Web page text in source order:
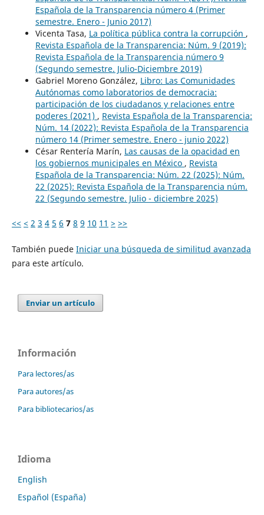
Española de la Transparencia número 4 (Primer
semestre. Enero - Junio 2017)
Vicenta Tasa, La política pública contra la corrupción ,
Revista Española de la Transparencia: Núm. 9 (2019):
Revista Española de la Transparencia número 9
(Segundo semestre. Julio-Diciembre 2019)
Gabriel Moreno González, Libro: Las Comunidades
Autónomas como laboratorios de democracia:
participación de los ciudadanos y relaciones entre
poderes (2021) , Revista Española de la Transparencia:
Núm. 14 (2022): Revista Española de la Transparencia
número 14 (Primer semestre. Enero - junio 2022)
César Rentería Marín, Las causas de la opacidad en
los gobiernos municipales en México , Revista
Española de la Transparencia: Núm. 22 (2025): Núm.
22 (2025): Revista Española de la Transparencia núm.
22 (Segundo semestre. Julio - diciembre 2025)
<< < 2 3 4 5 6 7 8 9 10 11 > >>
También puede Iniciar una búsqueda de similitud avanzada
para este artículo.
Enviar un artículo
Información
Para lectores/as
Para autores/as
Para bibliotecarios/as
Idioma
English
Español (España)